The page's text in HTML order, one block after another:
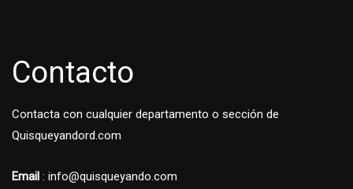
Contacto
Contacta con cualquier departamento o sección de
Quisqueyandord.com
Email : info@quisqueyando.com